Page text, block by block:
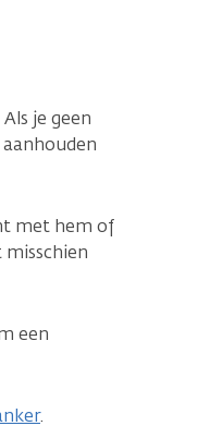
je geen
met hem of
een
.